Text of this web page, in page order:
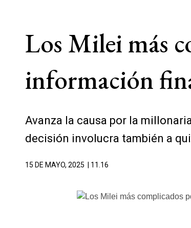
Los Milei más
información
Avanza la causa por la
decisión involucra también a
15 DE MAYO, 2025 | 11.16